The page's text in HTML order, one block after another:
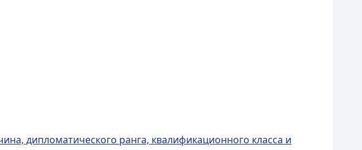
дипломатического ранга, квалификационного класса и